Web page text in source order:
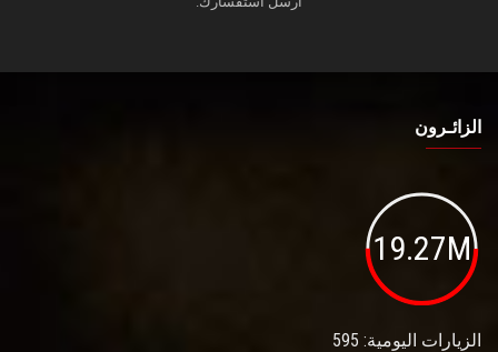
الزائـرون
19.27M
الزيارات اليومية: 595